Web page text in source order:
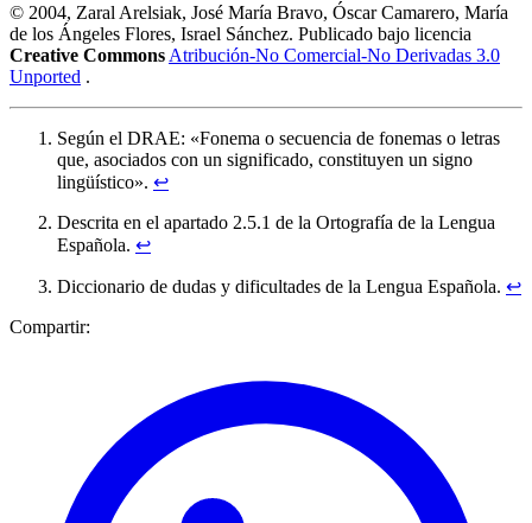
© 2004, Zaral Arelsiak, José María Bravo, Óscar Camarero, María
de los Ángeles Flores, Israel Sánchez. Publicado bajo licencia
Creative Commons Atribución-No Comercial-No Derivadas 3.0
Unported .
Según el DRAE: «Fonema o secuencia de fonemas o letras
que, asociados con un significado, constituyen un signo
lingüístico». ↩︎
Descrita en el apartado 2.5.1 de la Ortografía de la Lengua
Española. ↩︎
Diccionario de dudas y dificultades de la Lengua Española. ↩︎
Compartir: